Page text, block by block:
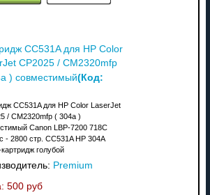
CC531A для HP Color
CP2025 / CM2320mfp
) совместимый(Код:
CC531A для HP Color LaserJet
/ CM2320mfp ( 304a )
Canon LBP-7200 718C
- 2800 стр. CC531A HP 304A
голубой
Premium
500 руб